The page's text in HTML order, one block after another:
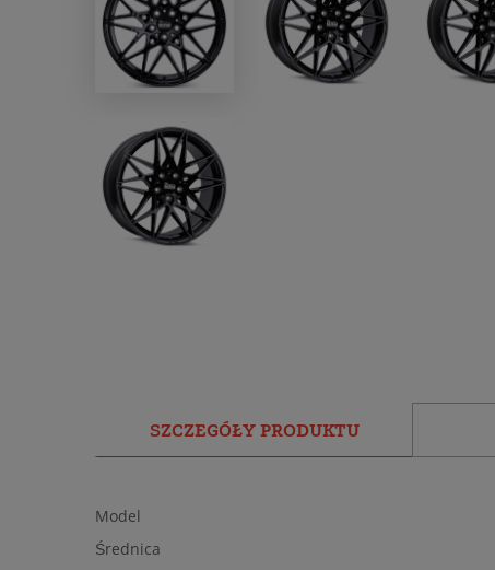
SZCZEGÓŁY PRODUKTU
Model
Średnica